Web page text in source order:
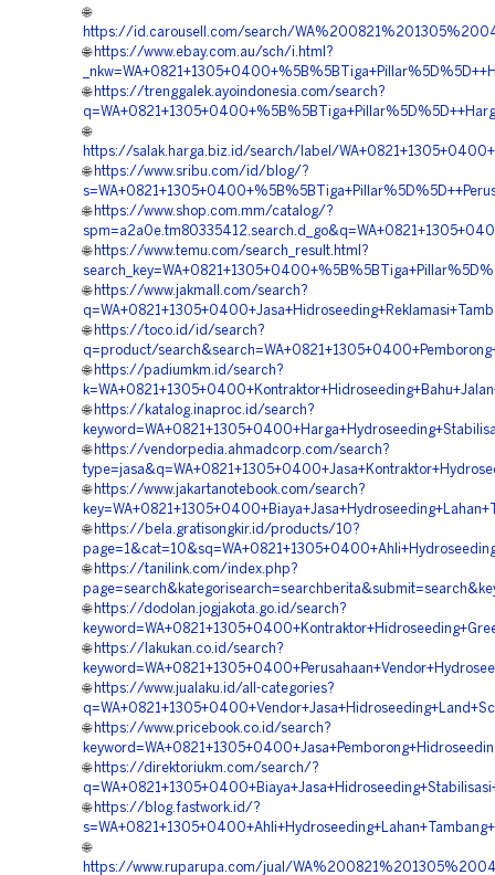
🌐
https://id.carousell.com/search/
🌐 https://www.ebay.com.au/sch/i.html?
🌐 https://trenggalek.ayoindonesia.com/search?
🌐
https://salak.harga.biz.id/search/label/
🌐 https://www.sribu.com/id/blog/?
🌐 https://www.shop.com.mm/catalog/?
🌐 https://www.temu.com/search_result.html?
🌐 https://www.jakmall.com/search?
🌐 https://toco.id/id/search?
q=product/
🌐 https://padiumkm.id/search?
🌐 https://katalog.inaproc.id/search?
🌐 https://vendorpedia.ahmadcorp.com/search?
🌐 https://www.jakartanotebook.com/search?
🌐 https://bela.gratisongkir.id/products/10?
🌐 https://tanilink.com/index.php?
🌐 https://dodolan.jogjakota.go.id/search?
🌐 https://lakukan.co.id/search?
🌐 https://www.jualaku.id/all-categories?
🌐 https://www.pricebook.co.id/search?
🌐 https://direktoriukm.com/search/?
🌐 https://blog.fastwork.id/?
🌐
https://www.ruparupa.com/jual/